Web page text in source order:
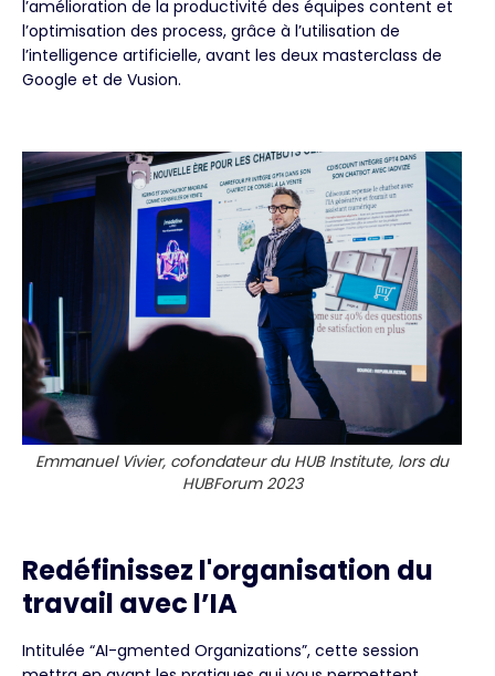
l’amélioration de la productivité des équipes content et
l’optimisation des process, grâce à l’utilisation de
l’intelligence artificielle, avant les deux masterclass de
Google et de Vusion.
Emmanuel Vivier, cofondateur du HUB Institute, lors du
HUBForum 2023
Redéfinissez l'organisation du
travail avec l’IA
Intitulée “AI-gmented Organizations”, cette session